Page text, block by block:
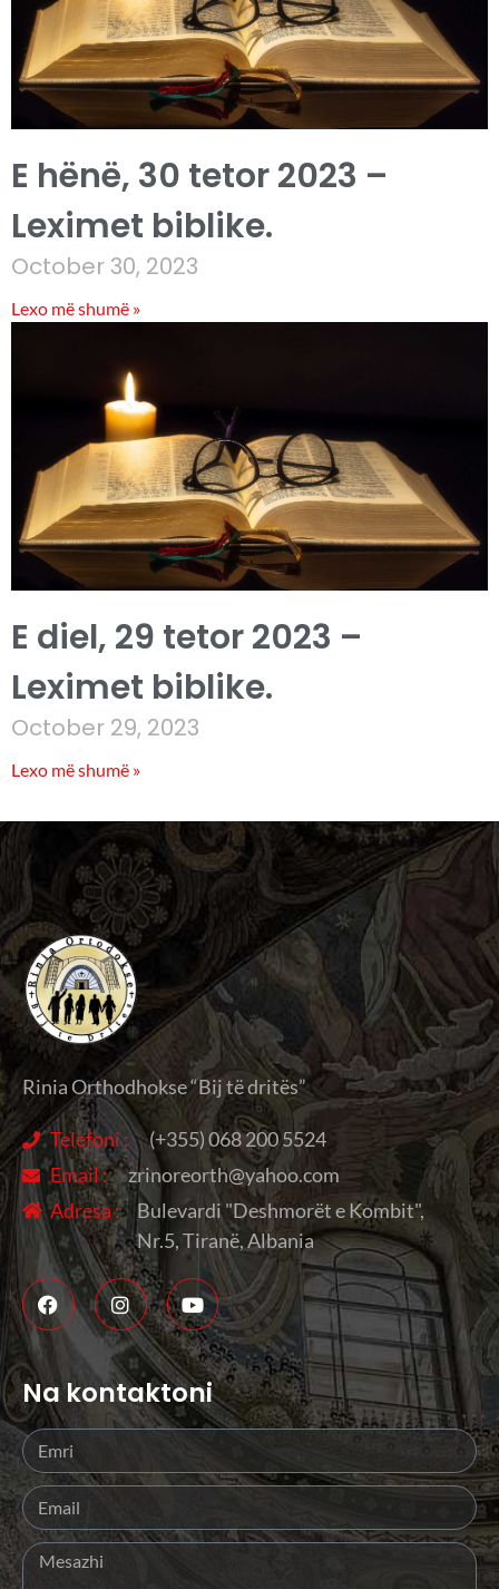
E hënë, 30 tetor 2023 –
Leximet biblike.
October 30, 2023
Lexo më shumë »
E diel, 29 tetor 2023 –
Leximet biblike.
October 29, 2023
Lexo më shumë »
Rinia Orthodhokse “Bij të dritës”
Telefoni :
(+355) 068 200 5524
Email :
zrinoreorth@yahoo.com
Adresa :
Bulevardi "Deshmorët e Kombit",
Nr.5, Tiranë, Albania
Na kontaktoni